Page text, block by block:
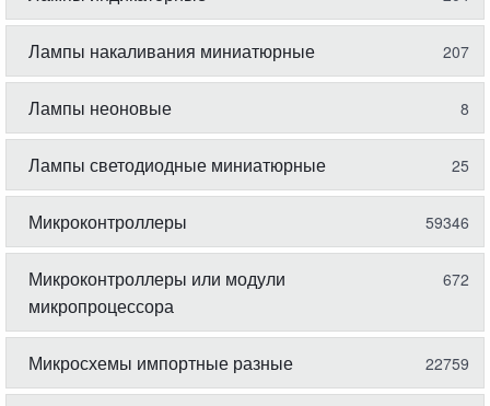
Лампы накаливания миниатюрные 207
Лампы неоновые 8
Лампы светодиодные миниатюрные 25
Микроконтроллеры 59346
Микроконтроллеры или модули
микропроцессора
672
Микросхемы импортные разные 22759